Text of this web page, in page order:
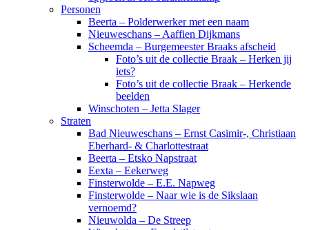
Personen
Beerta – Polderwerker met een naam
Nieuweschans – Aaffien Dijkmans
Scheemda – Burgemeester Braaks afscheid
Foto’s uit de collectie Braak – Herken jij
iets?
Foto’s uit de collectie Braak – Herkende
beelden
Winschoten – Jetta Slager
Straten
Bad Nieuweschans – Ernst Casimir-, Christiaan
Eberhard- & Charlottestraat
Beerta – Etsko Napstraat
Eexta – Eekerweg
Finsterwolde – E.E. Napweg
Finsterwolde – Naar wie is de Sikslaan
vernoemd?
Nieuwolda – De Streep